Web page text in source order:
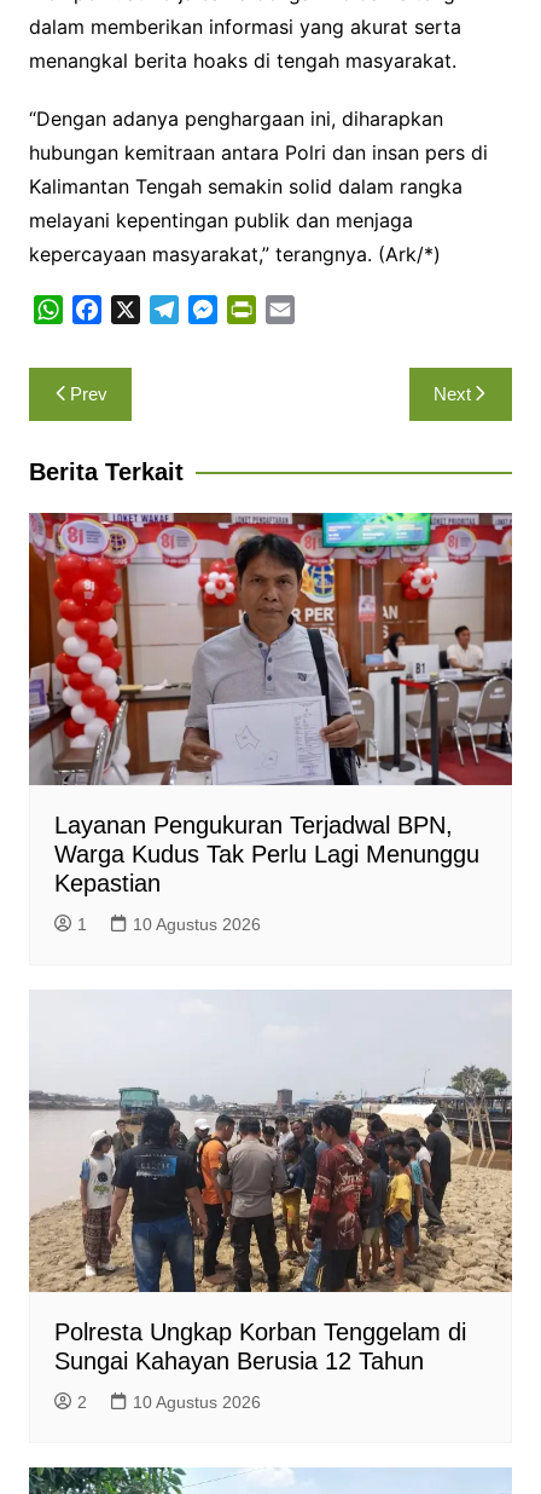
dalam memberikan informasi yang akurat serta
menangkal berita hoaks di tengah masyarakat.
“Dengan adanya penghargaan ini, diharapkan
hubungan kemitraan antara Polri dan insan pers di
Kalimantan Tengah semakin solid dalam rangka
melayani kepentingan publik dan menjaga
kepercayaan masyarakat,” terangnya. (Ark/*)
W
a
t
s
p
p
c
e
b
o
k
a
m
M
e
r
i
e
n
d
l
y
Navigasi
pos
Prev Next
Berita Terkait
Layanan Pengukuran Terjadwal BPN,
Warga Kudus Tak Perlu Lagi Menunggu
Kepastian
1 10 Agustus 2026
Polresta Ungkap Korban Tenggelam di
Sungai Kahayan Berusia 12 Tahun
2 10 Agustus 2026